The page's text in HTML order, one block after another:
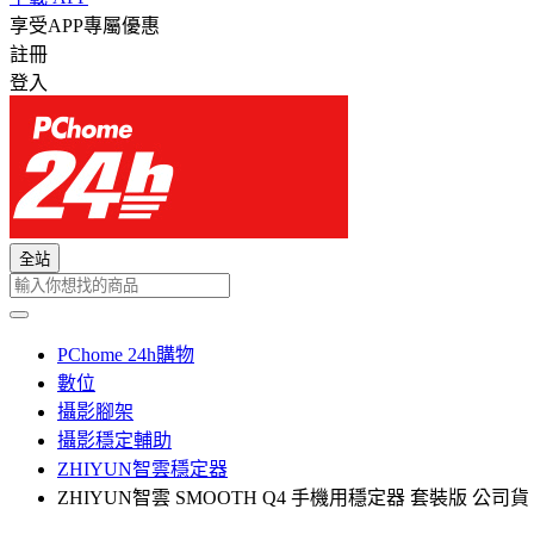
享受APP專屬優惠
註冊
登入
全站
PChome 24h購物
數位
攝影腳架
攝影穩定輔助
ZHIYUN智雲穩定器
ZHIYUN智雲 SMOOTH Q4 手機用穩定器 套裝版 公司貨